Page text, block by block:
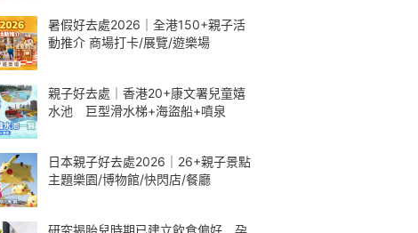
暑假好去處2026｜全港150+親子活
動推介 商場打卡/展覽/遊樂場
親子好去處｜香港20+康文署兒童嬉
水池 巨型滑水梯+海盜船+噴泉
日本親子好去處2026｜26+親子景點
主題樂園/博物館/快閃店/餐廳
研究揭胎兒時期已建立飲食偏好 孕